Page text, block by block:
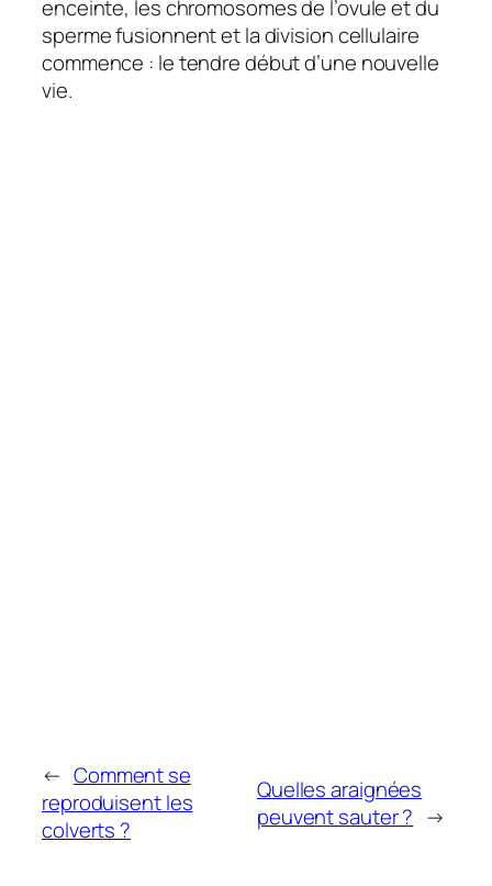
enceinte, les chromosomes de l’ovule et du
sperme fusionnent et la division cellulaire
commence : le tendre début d’une nouvelle
vie.
← Comment se
reproduisent les
colverts ?
Quelles araignées
peuvent sauter ? →